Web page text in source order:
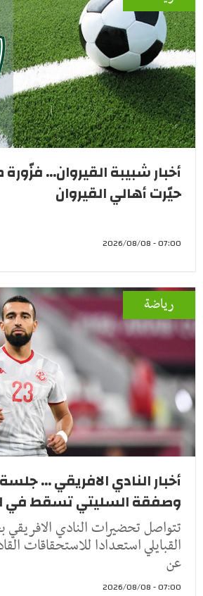
أخبار شبيبة القيروان...
حيّرت أهالي القيروان
07:00 - 2026/08/08
رياضة
أخبار النادي الافريقي ...
وصفقة السليتي تسقط في
تتواصل تحضيرات النادي الافريقي
القبايلي استعدادا للاستحقاقات
عن
07:00 - 2026/08/08